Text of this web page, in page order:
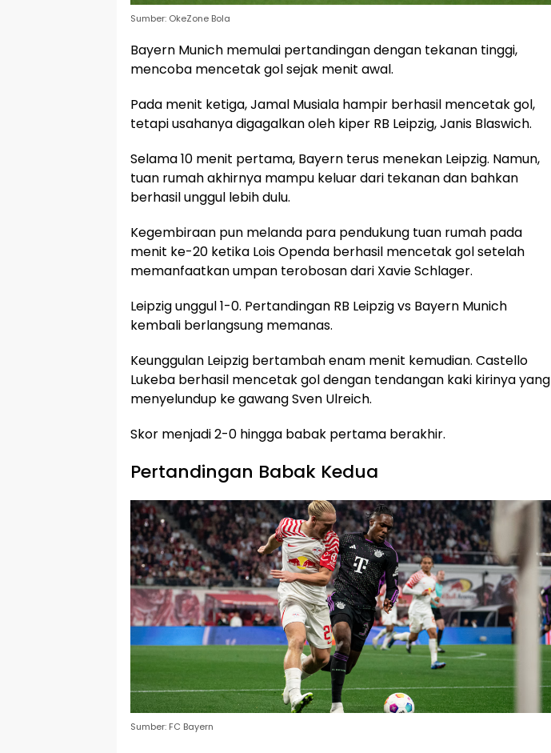
Sumber: OkeZone Bola
Bayern Munich memulai pertandingan dengan tekanan tinggi,
mencoba mencetak gol sejak menit awal.
Pada menit ketiga, Jamal Musiala hampir berhasil mencetak gol,
tetapi usahanya digagalkan oleh kiper RB Leipzig, Janis Blaswich.
Selama 10 menit pertama, Bayern terus menekan Leipzig. Namun,
tuan rumah akhirnya mampu keluar dari tekanan dan bahkan
berhasil unggul lebih dulu.
Kegembiraan pun melanda para pendukung tuan rumah pada
menit ke-20 ketika Lois Openda berhasil mencetak gol setelah
memanfaatkan umpan terobosan dari Xavie Schlager.
Leipzig unggul 1-0. Pertandingan RB Leipzig vs Bayern Munich
kembali berlangsung memanas.
Keunggulan Leipzig bertambah enam menit kemudian. Castello
Lukeba berhasil mencetak gol dengan tendangan kaki kirinya yang
menyelundup ke gawang Sven Ulreich.
Skor menjadi 2-0 hingga babak pertama berakhir.
Pertandingan Babak Kedua
Sumber: FC Bayern